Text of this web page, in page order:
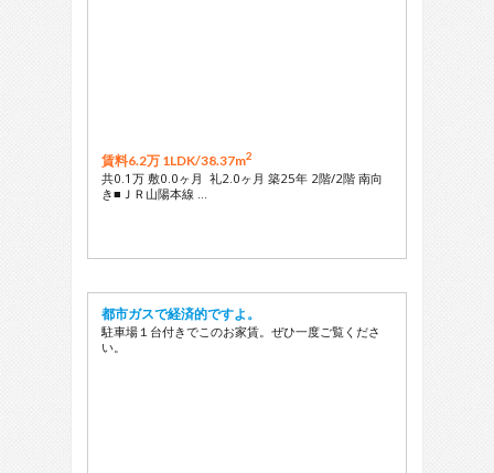
賃料6.2万 1LDK/38.37m2
共0.1万 敷0.0ヶ月 礼2.0ヶ月 築25年 2階/2階 南向
き■ＪＲ山陽本線 …
都市ガスで経済的ですよ。
駐車場１台付きでこのお家賃。ぜひ一度ご覧くださ
い。